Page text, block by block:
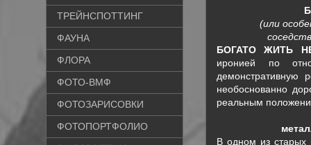
(или
БОГАТО ЖИТЬ
иронией по
демонстративную
необоснованно
реальным
В одном из старых
ТРЕЙНСПОТТИНГ
ФАУНА
ФЛОРА
ФОТО-ВМФ
ФОТОЗАРИСОВКИ
ФОТОПОРТФОЛИО